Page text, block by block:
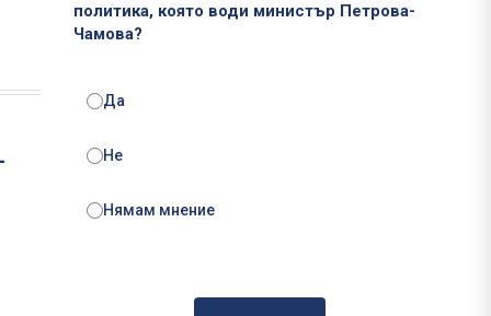
политика, която води министър Петрова-
Чамова?
Да
Не
Нямам мнение